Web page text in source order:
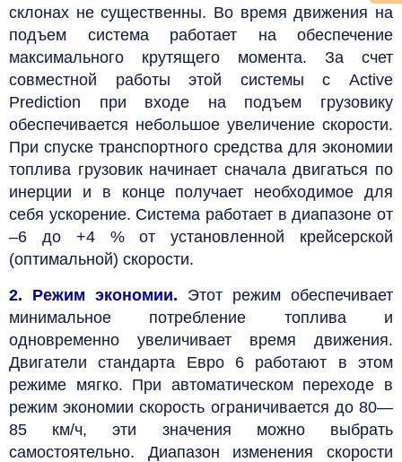
склонах не существенны. Во время движения на
подъем система работает на обеспечение
максимального крутящего момента. За счет
совместной работы этой системы с Active
Prediction при входе на подъем грузовику
обеспечивается небольшое увеличение скорости.
При спуске транспортного средства для экономии
топлива грузовик начинает сначала двигаться по
инерции и в конце получает необходимое для
себя ускорение. Система работает в диапазоне от
–6 до +4 % от установленной крейсерской
(оптимальной) скорости.
2. Режим экономии.
Этот режим обеспечивает
минимальное потребление топлива и
одновременно увеличивает время движения.
Двигатели стандарта Евро 6 работают в этом
режиме мягко. При автоматическом переходе в
режим экономии скорость ограничивается до 80—
85 км/ч, эти значения можно выбрать
самостоятельно. Диапазон изменения скорости